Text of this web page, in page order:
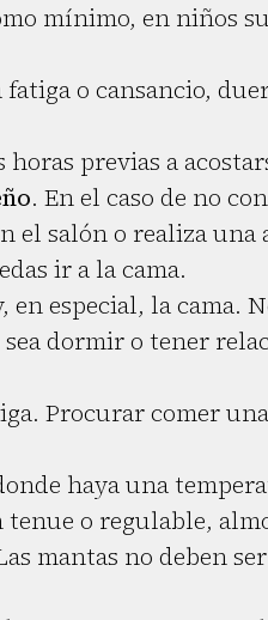
mínimo, en niños
o cansancio,
horas previas a
. En el caso de no
el salón o realiza una
ir a la cama.
en especial, la cama.
dormir o tener
Procurar comer
haya una
o regulable,
mantas no deben